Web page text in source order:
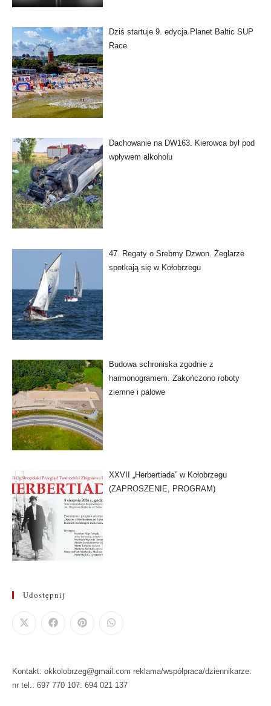
Dziś startuje 9. edycja Planet Baltic SUP
Race
Dachowanie na DW163. Kierowca był pod
wpływem alkoholu
47. Regaty o Srebrny Dzwon. Żeglarze
spotkają się w Kołobrzegu
Budowa schroniska zgodnie z
harmonogramem. Zakończono roboty
ziemne i palowe
XXVII „Herbertiada” w Kołobrzegu
(ZAPROSZENIE, PROGRAM)
Udostępnij
Kontakt: okkolobrzeg@gmail.com reklama/współpraca/dziennikarze:
nr tel.: 697 770 107: 694 021 137